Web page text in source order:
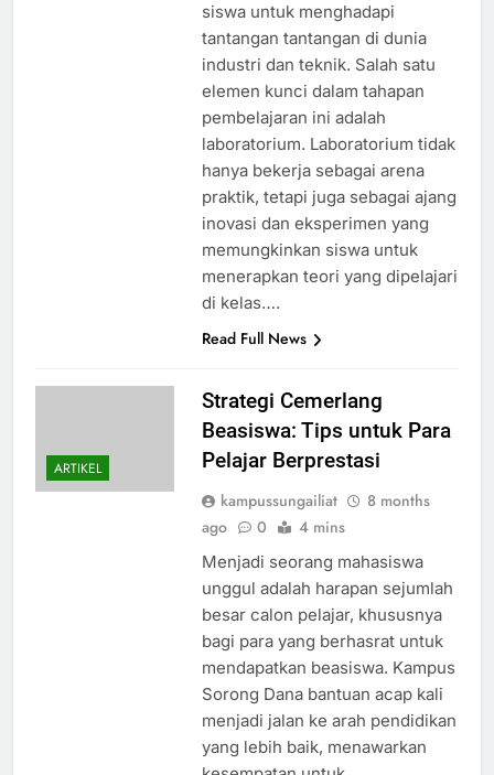
siswa untuk menghadapi
tantangan tantangan di dunia
industri dan teknik. Salah satu
elemen kunci dalam tahapan
pembelajaran ini adalah
laboratorium. Laboratorium tidak
hanya bekerja sebagai arena
praktik, tetapi juga sebagai ajang
inovasi dan eksperimen yang
memungkinkan siswa untuk
menerapkan teori yang dipelajari
di kelas….
Read Full News
ARTIKEL
Strategi Cemerlang
Beasiswa: Tips untuk Para
Pelajar Berprestasi
kampussungailiat
8 months
ago
0 4 mins
Menjadi seorang mahasiswa
unggul adalah harapan sejumlah
besar calon pelajar, khususnya
bagi para yang berhasrat untuk
mendapatkan beasiswa. Kampus
Sorong Dana bantuan acap kali
menjadi jalan ke arah pendidikan
yang lebih baik, menawarkan